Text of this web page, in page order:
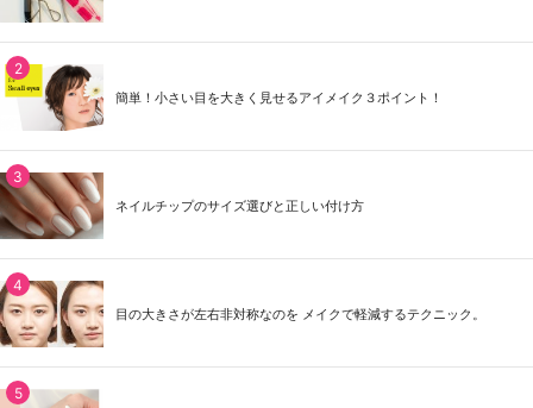
簡単！小さい目を大きく見せるアイメイク３ポイント！
ネイルチップのサイズ選びと正しい付け方
目の大きさが左右非対称なのを メイクで軽減するテクニック。